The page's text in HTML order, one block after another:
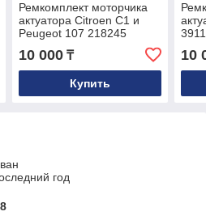
Ремкомплект моторчика
актуатора Citroen C1 и
Peugeot 107 218245
10 000₸
Купить
10
год